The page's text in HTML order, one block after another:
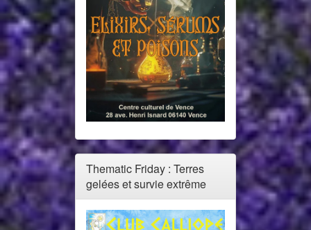
Thematic Friday : Terres
gelées et survie extrême